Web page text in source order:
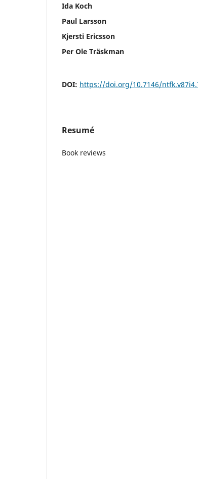
Ida Koch
Paul Larsson
Kjersti Ericsson
Per Ole Träskman
DOI: https://doi.org/10.7146/
Resumé
Book reviews